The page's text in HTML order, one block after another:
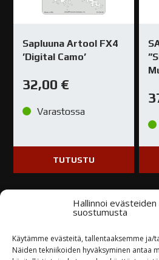
Hallinnoi evästeiden
suostumusta
Käytämme evästeitä, tallentaaksemme
Näiden tekniikoiden hyväksyminen antaa
Sapluuna Artool FX4
’Digital Camo’
32,00 €
Varastossa
TUTUSTU
Kysy tuotteesta /